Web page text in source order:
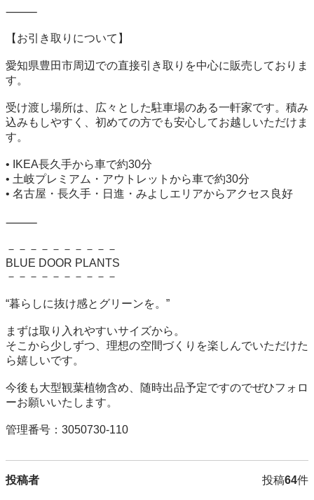
⸻
【お引き取りについて】
愛知県豊田市周辺での直接引き取りを中心に販売しておりま
す。
受け渡し場所は、広々とした駐車場のある一軒家です。積み
込みもしやすく、初めての方でも安心してお越しいただけま
す。
• IKEA長久手から車で約30分
• 土岐プレミアム・アウトレットから車で約30分
• 名古屋・長久手・日進・みよしエリアからアクセス良好
⸻
－－－－－－－－－－
BLUE DOOR PLANTS
－－－－－－－－－－
“暮らしに抜け感とグリーンを。”
まずは取り入れやすいサイズから。
そこから少しずつ、理想の空間づくりを楽しんでいただけた
ら嬉しいです。
今後も大型観葉植物含め、随時出品予定ですのでぜひフォロ
ーお願いいたします。
管理番号：3050730-110
投稿者 投稿64件